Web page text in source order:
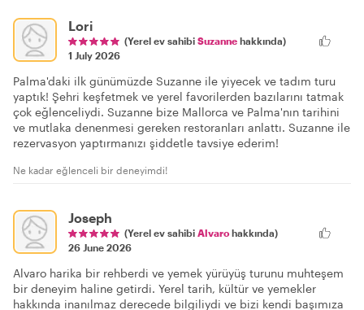
Lori
(Yerel ev sahibi Suzanne hakkında)
1 July 2026
Palma'daki ilk günümüzde Suzanne ile yiyecek ve tadım turu
yaptık! Şehri keşfetmek ve yerel favorilerden bazılarını tatmak
çok eğlenceliydi. Suzanne bize Mallorca ve Palma'nın tarihini
ve mutlaka denenmesi gereken restoranları anlattı. Suzanne ile
rezervasyon yaptırmanızı şiddetle tavsiye ederim!
Ne kadar eğlenceli bir deneyimdi!
Joseph
(Yerel ev sahibi Alvaro hakkında)
26 June 2026
Alvaro harika bir rehberdi ve yemek yürüyüş turunu muhteşem
bir deneyim haline getirdi. Yerel tarih, kültür ve yemekler
hakkında inanılmaz derecede bilgiliydi ve bizi kendi başımıza